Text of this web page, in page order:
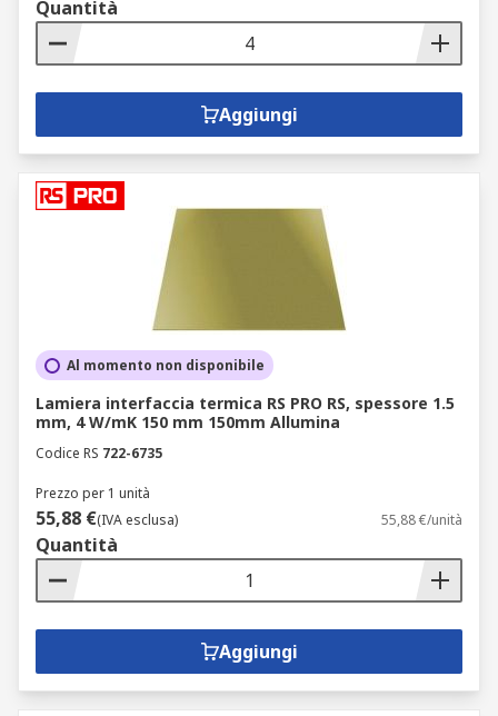
Quantità
Aggiungi
Al momento non disponibile
Lamiera interfaccia termica RS PRO RS, spessore 1.5
mm, 4 W/mK 150 mm 150mm Allumina
Codice RS 722-6735
Prezzo per 1 unità
55,88 €(IVA esclusa) 55,88 €/unità
Quantità
Aggiungi